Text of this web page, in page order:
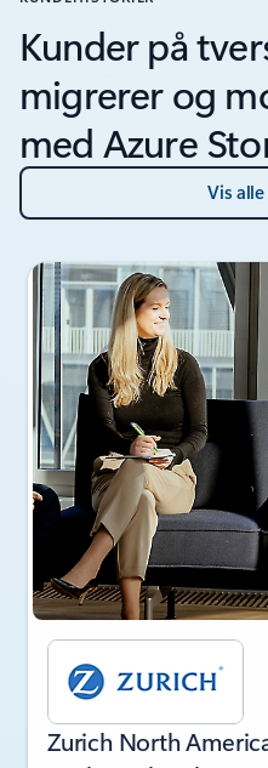
Kunder på
migrerer og
med Azure
Vis
Viser lysbilde 1 av 6
Zurich North